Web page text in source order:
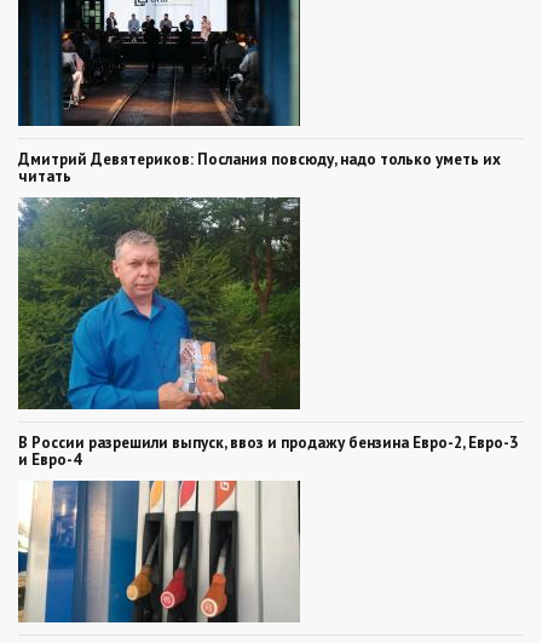
Дмитрий Девятериков: Послания повсюду, надо только уметь их
читать
В России разрешили выпуск, ввоз и продажу бензина Евро-2, Евро-3
и Евро-4